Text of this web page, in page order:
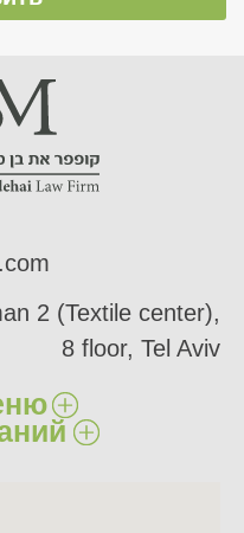
2 (Textile center),
8 floor, Tel Aviv